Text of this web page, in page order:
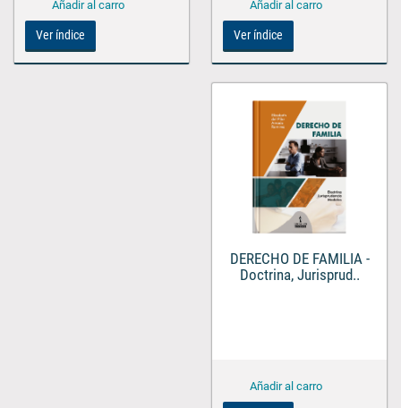
Ver índice Ver índice
DERECHO DE FAMILIA -
Doctrina, Jurisprud..